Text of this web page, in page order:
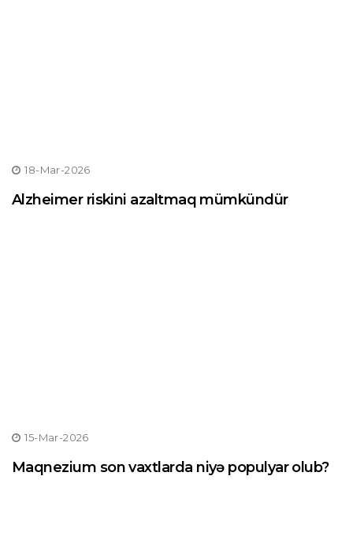
18-Mar-2026
Alzheimer riskini azaltmaq mümkündür
15-Mar-2026
Maqnezium son vaxtlarda niyə populyar olub?